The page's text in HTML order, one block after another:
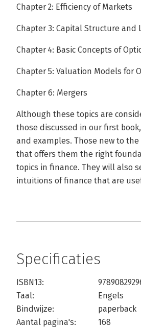
Chapter 2: Efficiency of Markets
Chapter 3: Capital Structure and
Chapter 4: Basic Concepts of
Chapter 5: Valuation Models for
Chapter 6: Mergers
Although these topics are
those discussed in our first
and examples. Those new to
that offers them the right
topics in finance. They will also
intuitions of finance that are
Specificaties
ISBN13:
Taal:
Engels
Bindwijze:
paperback
Aantal pagina's:
168